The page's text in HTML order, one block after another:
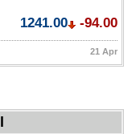
1241.00 -94.00
21 Apr